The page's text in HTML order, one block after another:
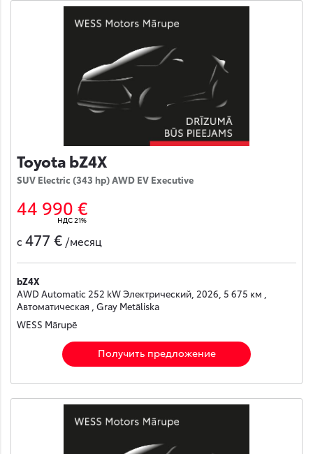
Toyota bZ4X
SUV Electric (343 hp) AWD EV Executive
44 990 €
НДС 21%
с 477 € /месяц
bZ4X
AWD Automatic 252 kW Электрический, 2026, 5 675 км ,
Автоматическая , Gray Metāliska
WESS Mārupē
Получить предложение